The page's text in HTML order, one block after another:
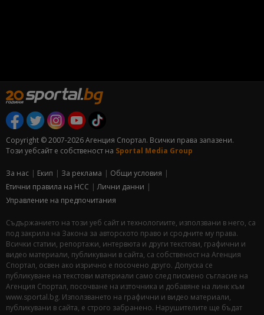
Copyright © 2007-2026 Агенция Спортал. Всички права запазени.
Този уебсайт е собственост на Sportal Media Group
За нас Екип За рекламa
Общи условия
Етични правила на НСС
Лични данни
Управление на предпочитания
Съдържанието на този уеб сайт и технологиите, използвани в него, са
под закрила на Закона за авторското право и сродните му права.
Всички статии, репортажи, интервюта и други текстови, графични и
видео материали, публикувани в сайта, са собственост на Агенция
Спортал, освен ако изрично е посочено друго. Допуска се
публикуване на текстови материали само след писмено съгласие на
Агенция Спортал, посочване на източника и добавяне на линк към
www.sportal.bg. Използването на графични и видео материали,
публикувани в сайта, е строго забранено. Нарушителите ще бъдат